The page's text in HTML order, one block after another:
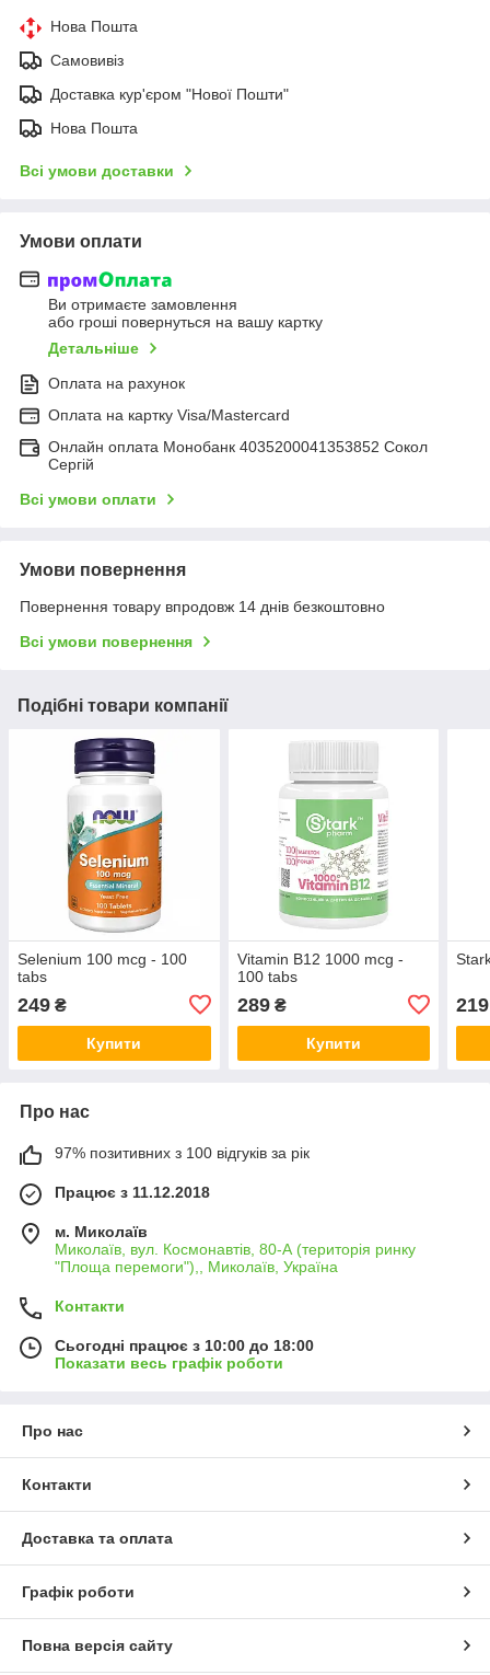
Нова Пошта
Самовивіз
Доставка кур'єром "Нової Пошти"
Нова Пошта
Всі умови доставки
Умови оплати
Ви отримаєте замовлення
або гроші повернуться на вашу картку
Детальніше
Оплата на рахунок
Оплата на картку Visa/Mastercard
Онлайн оплата Монобанк 4035200041353852 Сокол
Сергій
Всі умови оплати
Умови повернення
Повернення товару впродовж 14 днів безкоштовно
Всі умови повернення
Подібні товари компанії
Selenium 100 mcg - 100
tabs
249 ₴
Купити
Vitamin B12 1000 mcg -
100 tabs
289₴
Купити
219
Про нас
97% позитивних з 100 відгуків за рік
Працює з 11.12.2018
м. Миколаїв
Миколаїв, вул. Космонавтів, 80-А (територія ринку
"Площа перемоги"),, Миколаїв, Україна
Контакти
Сьогодні працює з 10:00 до 18:00
Показати весь графік роботи
Про нас
Контакти
Доставка та оплата
Графік роботи
Повна версія сайту